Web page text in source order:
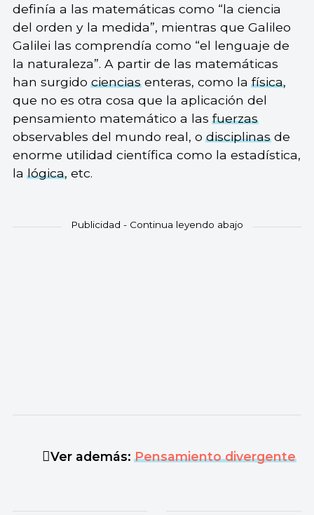
definía a las matemáticas como “la ciencia
del orden y la medida”, mientras que Galileo
Galilei las comprendía como “el lenguaje de
la naturaleza”. A partir de las matemáticas
han surgidocienciasenteras, como lafísica,
que no es otra cosa que la aplicación del
pensamiento matemático a lasfuerzas
observables del mundo real, odisciplinasde
enorme utilidad científica como la estadística,
lalógica, etc.
Ver además:Pensamiento divergente